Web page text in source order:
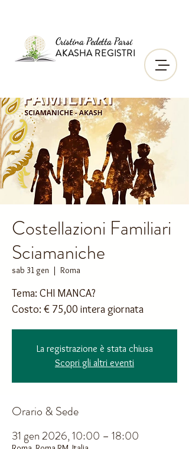
Cristina Pedetta Parsi
AKASHA REGISTRI
Costellazioni Familiari
Sciamaniche
sab 31 gen
  |
Roma
Tema: CHI MANCA?
Costo: € 75,00 intera giornata
La registrazione è stata chiusa
Scopri gli altri eventi
Orario & Sede
31 gen 2026, 10:00 – 18:00